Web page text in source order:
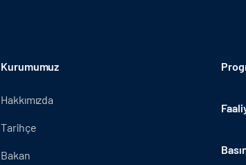
Kurumumuz
Hakkımızda
Tarihçe
Bakan